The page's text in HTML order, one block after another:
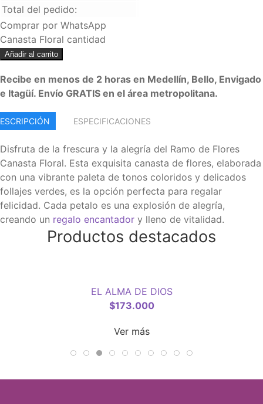
Total del pedido:
Comprar por WhatsApp
Canasta Floral cantidad
Añadir al carrito
Recibe en menos de 2 horas en Medellín, Bello, Envigado
e Itagüí. Envío GRATIS en el área metropolitana.
ESPECIFICACIONES
Disfruta de la frescura y la alegría del Ramo de Flores
Canasta Floral. Esta exquisita canasta de flores, elaborada
con una vibrante paleta de tonos coloridos y delicados
follajes verdes, es la opción perfecta para regalar
felicidad. Cada petalo es una explosión de alegría,
creando un regalo encantador y lleno de vitalidad.
Productos destacados
EL ALMA DE DIOS
$173.000
Ver más